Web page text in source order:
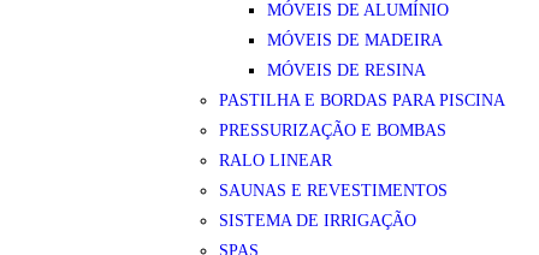
MÓVEIS DE ALUMÍNIO
MÓVEIS DE MADEIRA
MÓVEIS DE RESINA
PASTILHA E BORDAS PARA PISCINA
PRESSURIZAÇÃO E BOMBAS
RALO LINEAR
SAUNAS E REVESTIMENTOS
SISTEMA DE IRRIGAÇÃO
SPAS